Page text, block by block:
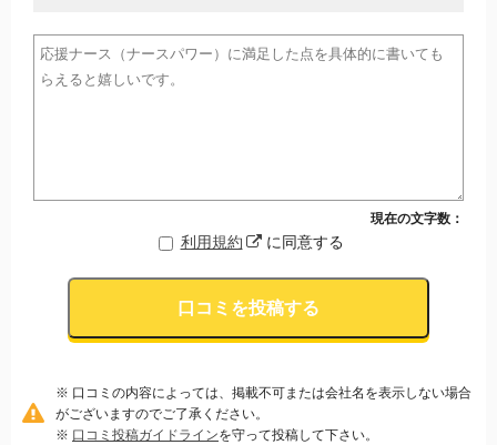
現在の文字数：
利用規約 に同意する
口コミを投稿する
※ 口コミの内容によっては、掲載不可または会社名を表示しない場合
がございますのでご了承ください。
※ 口コミ投稿ガイドラインを守って投稿して下さい。